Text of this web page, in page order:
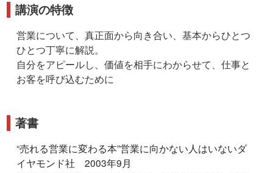
講演の特徴
営業について、真正面から向き合い、基本からひとつ
ひとつ丁寧に解説。
自分をアピールし、価値を相手にわからせて、仕事と
お客を呼び込むために
著書
“売れる営業に変わる本”営業に向かない人はいないダ
イヤモンド社 2003年9月